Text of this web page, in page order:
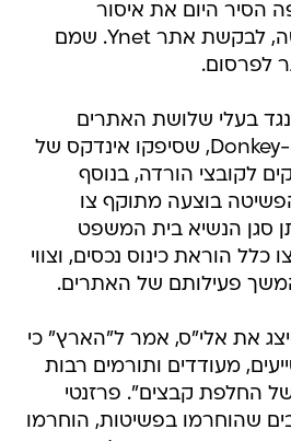
הסיר היום את איסור
הפרסום מעל הפשיטה, לבקשת אתר Ynet. שמם
לפרסום.
בעלי שלושת האתרים
Xboom, Myakuza ו-Donkey, שסיפקו אינדקס של
לקובצי הורדה, בנוסף
בוצעה מתוקף צו
סגן הנשיא בית המשפט
כלל הוראת כינוס נכסים, וצווי
פעילותם של האתרים.
את אלי"ס, אמר ל"הארץ" כי
מעודדים ותורמים רבות
החלפת קבצים". פרזנטי
שהוחרמו בפשיטות, הוחרמו